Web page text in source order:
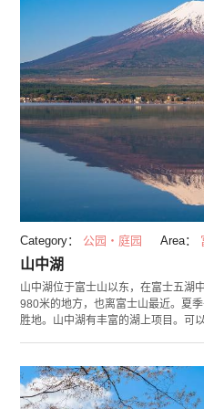
Category： 公园・庭园 Area：
山中湖
山中湖位于富士山以东，在富士五湖
980米的地方，也离富士山最近。夏
胜地。山中湖有丰富的湖上项目。可
妆点了公园的一面。